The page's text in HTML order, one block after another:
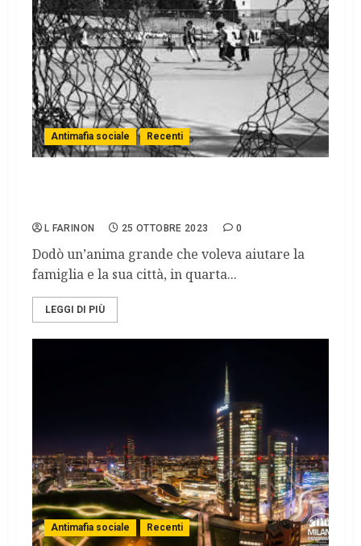
Antimafia sociale Recenti
L FARINON 25 OTTOBRE 2023 0
Dodò un’anima grande che voleva aiutare la
famiglia e la sua città, in quarta...
LEGGI DI PIÙ
Antimafia sociale Recenti